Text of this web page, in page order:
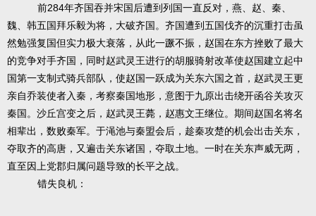
前284年齐国吞并宋国后遭到列国一直反对，燕、赵、秦、
魏、韩五国拜乐毅为将，大破齐国。齐国遭到五国伐齐的沉重打击虽
然勉强复国但实力极大衰落，从此一蹶不振，赵国在东方挫败了最大
的竞争对手齐国，同时赵武灵王进行的胡服骑射改革使赵国建立起中
国第一支制式骑兵部队，使赵国一跃成为关东六国之首，赵武灵王更
亲自乔装使者入秦，考察秦国地形，意图于九原出击绕开函谷关攻灭
秦国。沙丘宫变之后，赵武灵王薨，赵惠文王继位。期间赵国名将名
相辈出，数败秦军。于渑池与秦盟会后，趁秦攻楚的机会出击关东，
夺取齐的高唐，又遍击关东诸国，夺取土地。一时在关东声威无两，
直至因上党郡归属问题导致的长平之战。
错失良机：